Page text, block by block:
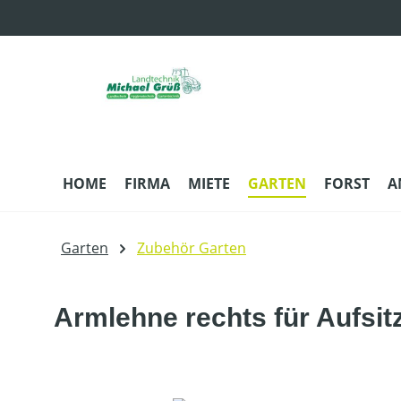
HOME FIRMA MIETE GARTEN FORST
Garten Zubehör Garten
Armlehne rechts für